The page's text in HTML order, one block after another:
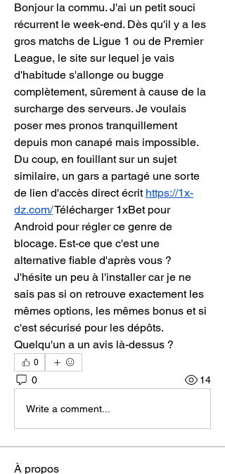
Bonjour la commu. J'ai un petit souci
récurrent le week-end. Dès qu'il y a les
gros matchs de Ligue 1 ou de Premier
League, le site sur lequel je vais
d'habitude s'allonge ou bugge
complètement, sûrement à cause de la
surcharge des serveurs. Je voulais
poser mes pronos tranquillement
depuis mon canapé mais impossible.
Du coup, en fouillant sur un sujet
similaire, un gars a partagé une sorte
de lien d'accès direct écrit https://1x-
dz.com/ Télécharger 1xBet pour
Android pour régler ce genre de
blocage. Est-ce que c'est une
alternative fiable d'après vous ?
J'hésite un peu à l'installer car je ne
sais pas si on retrouve exactement les
mêmes options, les mêmes bonus et si
c'est sécurisé pour les dépôts.
Quelqu'un a un avis là-dessus ?
0
0 14
Write a comment...
À propos